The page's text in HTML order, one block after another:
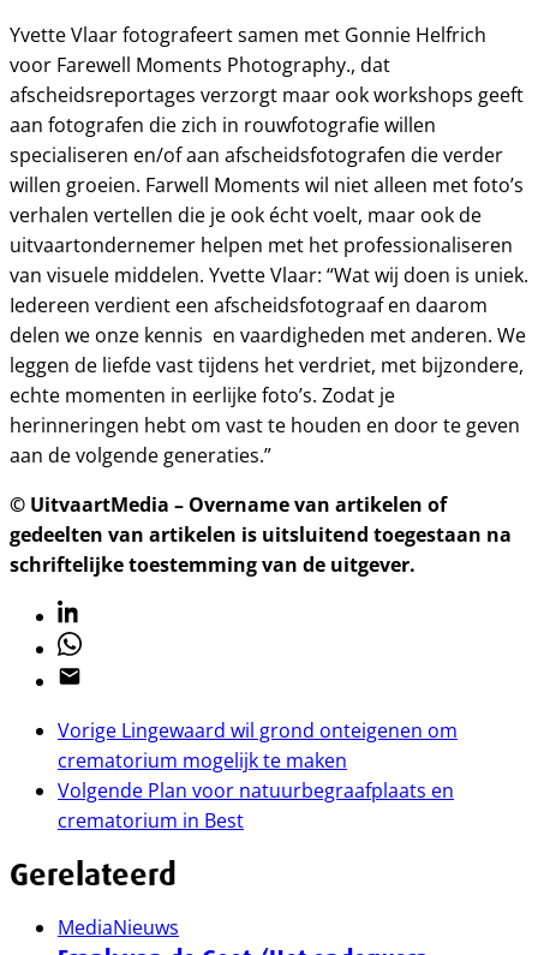
Yvette Vlaar fotografeert samen met Gonnie Helfrich
voor Farewell Moments Photography., dat
afscheidsreportages verzorgt maar ook workshops geeft
aan fotografen die zich in rouwfotografie willen
specialiseren en/of aan afscheidsfotografen die verder
willen groeien. Farwell Moments wil niet alleen met foto’s
verhalen vertellen die je ook écht voelt, maar ook de
uitvaartondernemer helpen met het professionaliseren
van visuele middelen. Yvette Vlaar: “Wat wij doen is uniek.
Iedereen verdient een afscheidsfotograaf en daarom
delen we onze kennis en vaardigheden met anderen. We
leggen de liefde vast tijdens het verdriet, met bijzondere,
echte momenten in eerlijke foto’s. Zodat je
herinneringen hebt om vast te houden en door te geven
aan de volgende generaties.”
© UitvaartMedia – Overname van artikelen of
gedeelten van artikelen is uitsluitend toegestaan na
schriftelijke toestemming van de uitgever.
Linkedin
Whatsapp
Email
Vorige Lingewaard wil grond onteigenen om
crematorium mogelijk te maken
Volgende Plan voor natuurbegraafplaats en
crematorium in Best
Gerelateerd
MediaNieuws